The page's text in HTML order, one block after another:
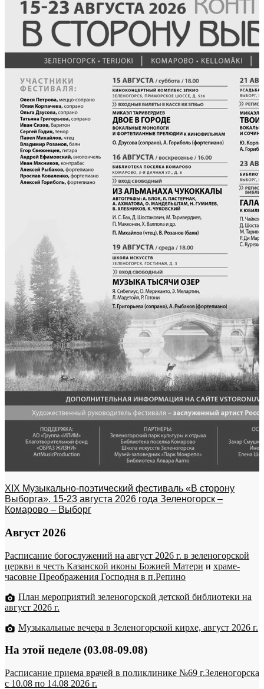
XIX Музыкально-поэтический фестиваль «В сторону
Выборга». 15-23 августа 2026 года Зеленогорск –
Комарово – Выборг
Август 2026
Расписание богослужений на август 2026 г. в зеленогорской
церкви в честь Казанской иконы Божией Матери и храме-
часовне Преображения Господня в п.Репино
План мероприятий зеленогорской детской библиотеки на
август 2026 г.
Музыкальные вечера в Зеленогорской кирхе, август 2026 г.
На этой неделе (03.08-09.08)
Расписание приема врачей в поликлинике №69 г.Зеленогорска
c 10.08 по 14.08 2026 г.